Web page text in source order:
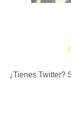
¿Tienes Twitter?